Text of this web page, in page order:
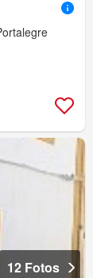
12 Fotos